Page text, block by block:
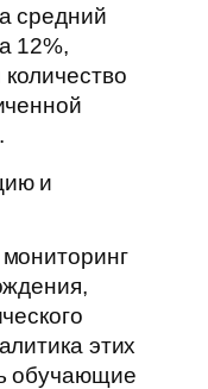
средний
12%,
и
этих
обучающие